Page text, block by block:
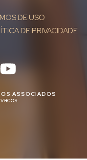
DE USO
DE PRIVACIDADE
ASSOCIADOS